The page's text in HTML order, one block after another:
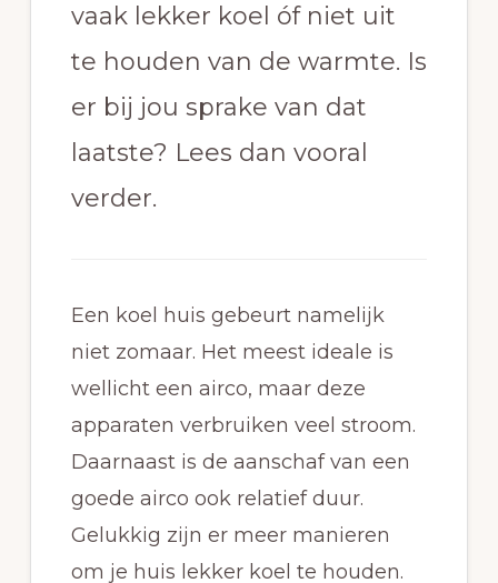
vaak lekker koel óf niet uit
te houden van de warmte. Is
er bij jou sprake van dat
laatste? Lees dan vooral
verder.
Een koel huis gebeurt namelijk
niet zomaar. Het meest ideale is
wellicht een airco, maar deze
apparaten verbruiken veel stroom.
Daarnaast is de aanschaf van een
goede airco ook relatief duur.
Gelukkig zijn er meer manieren
om je huis lekker koel te houden.